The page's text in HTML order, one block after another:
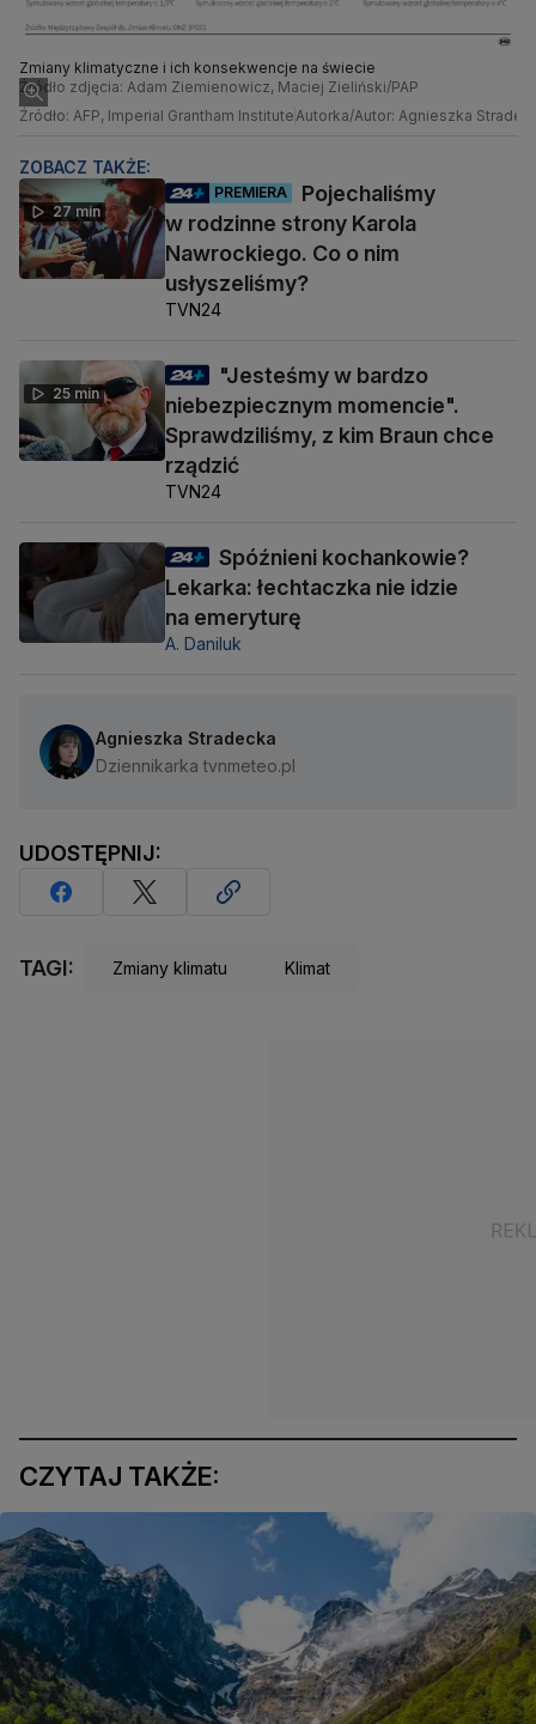
Zmiany klimatyczne i ich konsekwencje na świecie
Źródło zdjęcia: Adam Ziemienowicz, Maciej Zieliński/PAP
Źródło: AFP, Imperial Grantham Institute Autorka/Autor: Agnieszka
ZOBACZ TAKŻE:
27 min
PREMIERA
Pojechaliśmy
w rodzinne strony Karola
Nawrockiego. Co o nim
usłyszeliśmy?
TVN24
25 min
"Jesteśmy w bardzo
niebezpiecznym momencie".
Sprawdziliśmy, z kim Braun chce
rządzić
TVN24
Spóźnieni kochankowie?
Lekarka: łechtaczka nie idzie
na emeryturę
A. Daniluk
Agnieszka Stradecka
Dziennikarka tvnmeteo.pl
UDOSTĘPNIJ:
TAGI: Zmiany klimatu Klimat
CZYTAJ TAKŻE: